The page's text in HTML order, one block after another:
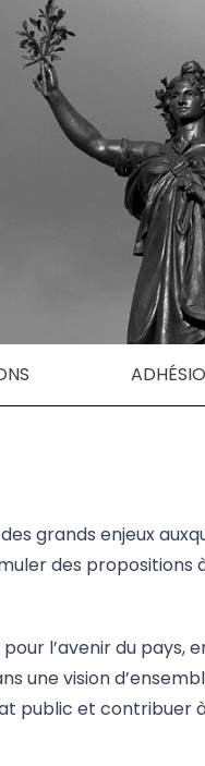
grands enjeux
des propositions
l’avenir du pays,
une vision
public et contribuer